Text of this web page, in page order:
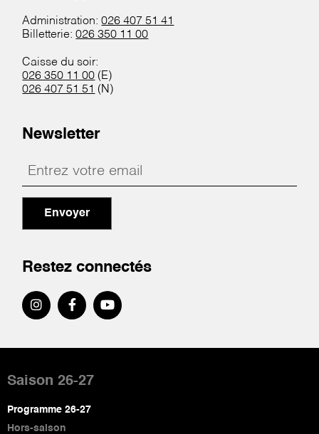
Administration:026 407 51 41
Billetterie:026 350 11 00
Caisse du soir:
026 350 11 00 (E)
026 407 51 51 (N)
Newsletter
Envoyer
Restez connectés
de
page
Saison 26-27
Programme 26-27
Hors-saison